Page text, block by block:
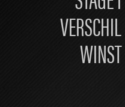
VERSCHIL
WINST